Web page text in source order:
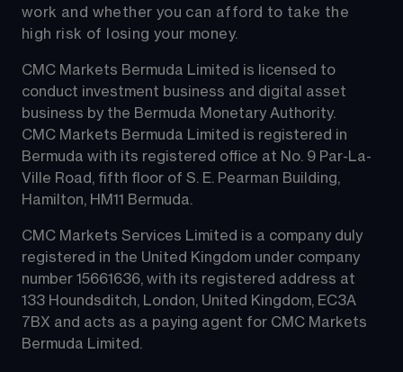
work and whether you can afford to take the
high risk of losing your money.
CMC Markets Bermuda Limited is licensed to
conduct investment business and digital asset
business by the Bermuda Monetary Authority.
CMC Markets Bermuda Limited is registered in
Bermuda with its registered office at No. 9 Par-La-
Ville Road, fifth floor of S. E. Pearman Building,
Hamilton, HM11 Bermuda.
CMC Markets Services Limited is a company duly
registered in the United Kingdom under company
number 15661636, with its registered address at
133 Houndsditch, London, United Kingdom, EC3A
7BX and acts as a paying agent for CMC Markets
Bermuda Limited.